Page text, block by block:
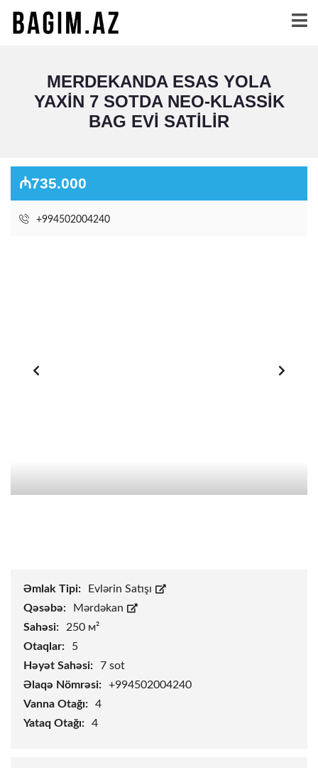
MERDEKANDA ESAS YOLA
YAXIN 7 SOTDA NEO-KLASSIK
BAG EVI SATILIR
₼735.000
+994502004240
Əmlak Tipi:
Evlərin Satışı
Qəsəbə:
Mərdəkan
Sahəsi:
250 м²
Otaqlar:
5
Həyət Sahəsi:
7 sot
Əlaqə Nömrəsi:
+994502004240
Vanna Otağı:
4
Yataq Otağı:
4